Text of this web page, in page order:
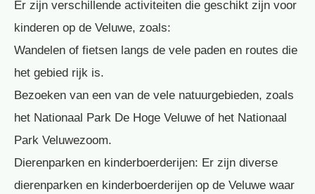
Er zijn verschillende activiteiten die geschikt zijn voor
kinderen op de Veluwe, zoals:
Wandelen of fietsen langs de vele paden en routes die
het gebied rijk is.
Bezoeken van een van de vele natuurgebieden, zoals
het Nationaal Park De Hoge Veluwe of het Nationaal
Park Veluwezoom.
Dierenparken en kinderboerderijen: Er zijn diverse
dierenparken en kinderboerderijen op de Veluwe waar